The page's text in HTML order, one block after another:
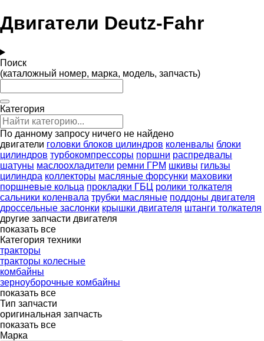
Двигатели Deutz-Fahr
Поиск
(каталожный номер, марка, модель, запчасть)
Категория
По данному запросу ничего не найдено
двигатели головки блоков цилиндров коленвалы блоки
цилиндров турбокомпрессоры поршни распредвалы
шатуны маслоохладители ремни ГРМ шкивы гильзы
цилиндра коллекторы масляные форсунки маховики
поршневые кольца прокладки ГБЦ ролики толкателя
сальники коленвала трубки масляные поддоны двигателя
дроссельные заслонки крышки двигателя штанги толкателя
другие запчасти двигателя
показать все
Категория техники
тракторы
тракторы колесные
комбайны
зерноуборочные комбайны
показать все
Тип запчасти
оригинальная запчасть
показать все
Марка